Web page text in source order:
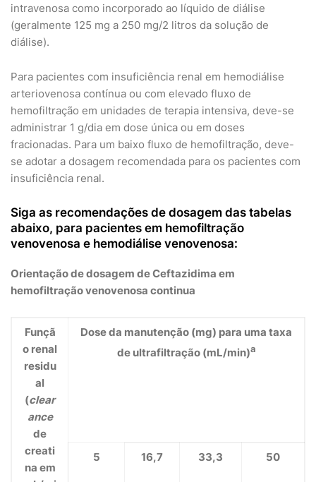
intravenosa como incorporado ao líquido de diálise
(geralmente 125 mg a 250 mg/2 litros da solução de
diálise).
Para pacientes com insuficiência renal em hemodiálise
arteriovenosa contínua ou com elevado fluxo de
hemofiltração em unidades de terapia intensiva, deve-se
administrar 1 g/dia em dose única ou em doses
fracionadas. Para um baixo fluxo de hemofiltração, deve-
se adotar a dosagem recomendada para os pacientes com
insuficiência renal.
Siga as recomendações de dosagem das tabelas
abaixo, para pacientes em hemofiltração
venovenosa e hemodiálise venovenosa:
Orientação de dosagem de Ceftazidima em
hemofiltração venovenosa continua
Funçã
o renal
residu
al
(clear
ance
de
creati
na em
Dose da manutenção (mg) para uma taxa
de ultrafiltração (mL/min)a
5 16,7 33,3 50